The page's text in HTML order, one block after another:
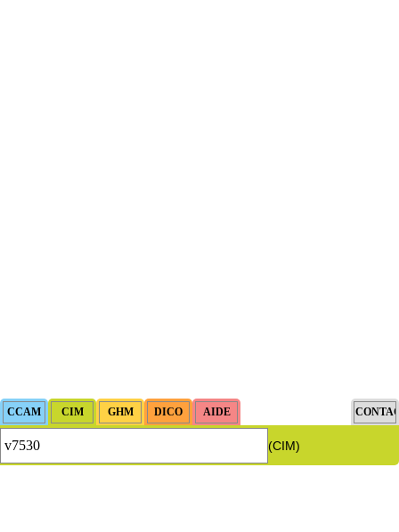
(CIM)